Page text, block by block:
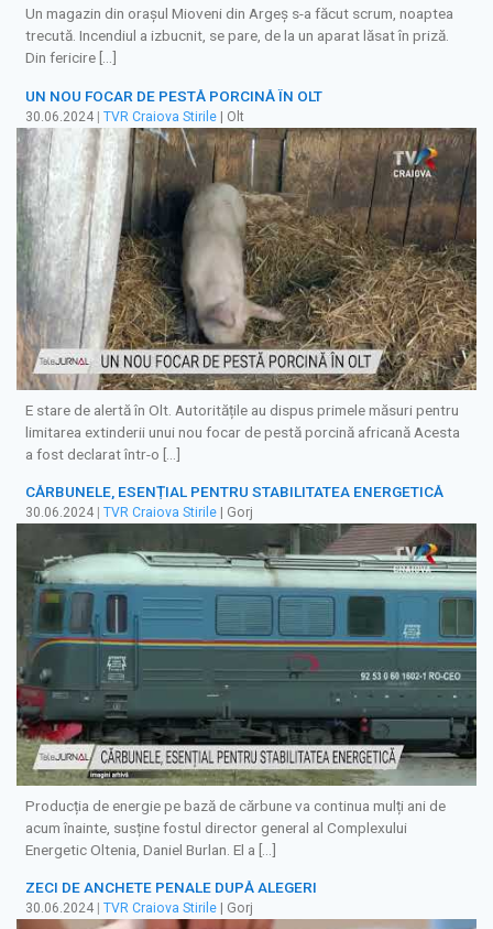
Un magazin din orașul Mioveni din Argeș s-a făcut scrum, noaptea
trecută. Incendiul a izbucnit, se pare, de la un aparat lăsat în priză.
Din fericire […]
UN NOU FOCAR DE PESTĂ PORCINĂ ÎN OLT
30.06.2024 | TVR Craiova Stirile | Olt
E stare de alertă în Olt. Autoritățile au dispus primele măsuri pentru
limitarea extinderii unui nou focar de pestă porcină africană Acesta
a fost declarat într-o […]
CĂRBUNELE, ESENȚIAL PENTRU STABILITATEA ENERGETICĂ
30.06.2024 TVR Craiova Stirile | Gorj
Producția de energie pe bază de cărbune va continua mulți ani de
acum înainte, susține fostul director general al Complexului
Energetic Oltenia, Daniel Burlan. El a […]
ZECI DE ANCHETE PENALE DUPĂ ALEGERI
30.06.2024 TVR Craiova Stirile | Gorj